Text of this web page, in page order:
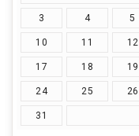
3 4 5
10 11 12
17 18 19
24 25 26
31